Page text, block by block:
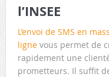
l’INSEE
L’envoi de SMS en
lignevous permet de
rapidement une
prometteurs. Il suffit